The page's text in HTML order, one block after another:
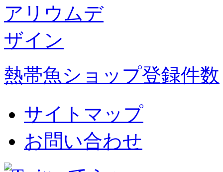
熱帯魚ショップ登録件数
サイトマップ
お問い合わせ